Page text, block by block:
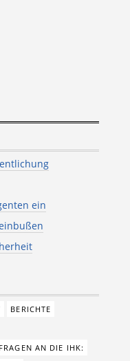
ein
BERICHTE
FRAGEN AN DIE IHK: